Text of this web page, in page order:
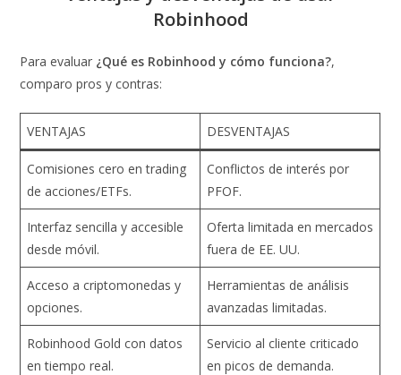
Robinhood
Para evaluar ¿Qué es Robinhood y cómo funciona?,
comparo pros y contras:
VENTAJAS DESVENTAJAS
Comisiones cero en trading
de acciones/ETFs.
Conflictos de interés por
PFOF.
Interfaz sencilla y accesible
desde móvil.
Oferta limitada en mercados
fuera de EE. UU.
Acceso a criptomonedas y
opciones.
Herramientas de análisis
avanzadas limitadas.
Robinhood Gold con datos
en tiempo real.
Servicio al cliente criticado
en picos de demanda.